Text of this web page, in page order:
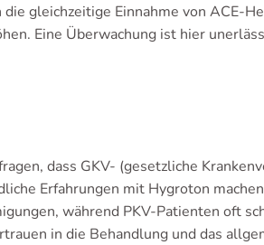
gleichzeitige Einnahme von ACE-
Eine Überwachung ist hier
dass GKV- (gesetzliche
Erfahrungen mit Hygroton
während PKV-Patienten oft
in die Behandlung und das